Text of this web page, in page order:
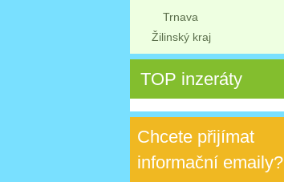
Trnava
Žilinský kraj
TOP inzeráty
Chcete přijímat
informační emaily?